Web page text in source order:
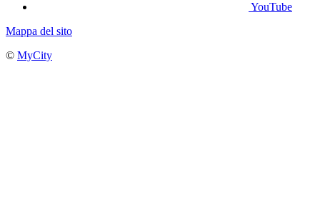
YouTube
Mappa del sito
© MyCity